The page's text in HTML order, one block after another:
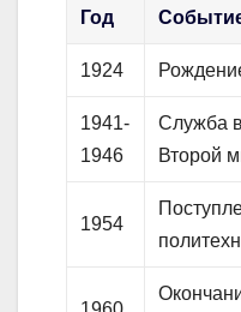
Год
1924
1941-
1946
Служба
Второй
1954